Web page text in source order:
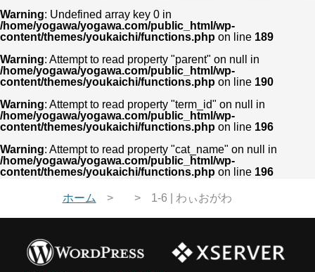
Warning: Undefined array key 0 in
/home/yogawa/yogawa.com/public_html/wp-
content/themes/youkaichi/functions.php on line 189
Warning: Attempt to read property "parent" on null in
/home/yogawa/yogawa.com/public_html/wp-
content/themes/youkaichi/functions.php on line 190
Warning: Attempt to read property "term_id" on null in
/home/yogawa/yogawa.com/public_html/wp-
content/themes/youkaichi/functions.php on line 196
Warning: Attempt to read property "cat_name" on null in
/home/yogawa/yogawa.com/public_html/wp-
content/themes/youkaichi/functions.php on line 196
ホーム 1-6 | わぃおがわ